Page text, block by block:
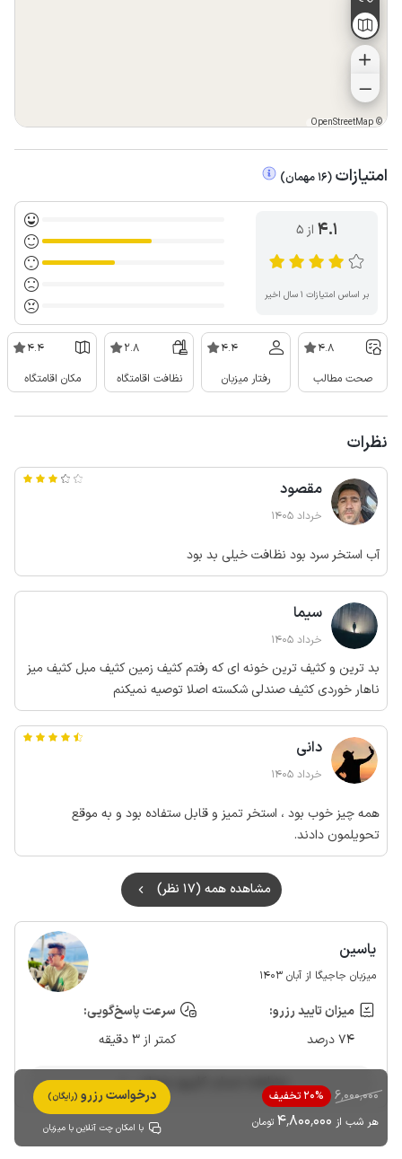
©
OpenStreetMap
امتیازات (
16 مهمان)
4.1 از ۵
بر اساس امتیازات ۱ سال اخیر
4.8
صحت مطالب
4.4
رفتار میزبان
2.8
نظافت اقامتگاه
4.4
مکان اقامتگاه
نظرات
مقصود
خرداد 1405
آب استخر سرد بود نظافت خیلی بد بود
سیما
خرداد 1405
بد ترین و کثیف ترین خونه ای که رفتم کثیف زمین کثیف مبل کثیف میز
ناهار خوردی کثیف صندلی شکسته اصلا توصیه نمیکنم
دانی
خرداد 1405
همه چیز خوب بود ، استخر تمیز و قابل ستفاده بود و به موقع
تحویلمون دادند.
مشاهده همه (17 نظر)
یاسین
میزبان جاجیگا از آبان 1403
میزان تایید رزرو:
74 درصد
سرعت پاسخ‌گویی:
کمتر از 3 دقیقه
مشاهده حساب کاربری میزبان
6٬000٬000
20% تخفیف
هر شب از 4٬800٬000 تومان
درخواست رزرو (رایگان)
با امکان چت آنلاین با میزبان